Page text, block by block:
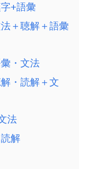
+語彙
＋聴解＋語彙
・文法
・読解＋文
法
解